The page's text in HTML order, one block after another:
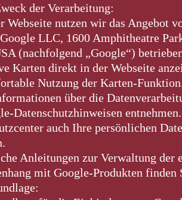
der Verarbeitung:
Webseite nutzen wir das Angebot
LLC, 1600 Amphitheatre
(nachfolgend „Google“)
Karten direkt in der Webseite
Nutzung der Karten-
über die
Datenschutzhinweisen
auch Ihre persönlichen
Anleitungen zur Verwaltung der
mit Google-Produkten finden